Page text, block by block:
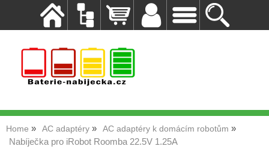
Home AC adaptéry AC adaptéry k domácím robotům
Nabíječka pro iRobot Roomba 22.5V 1.25A